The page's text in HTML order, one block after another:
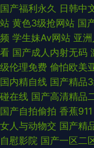
频 三级色拉拉 先锋最
91福利在线 伪娘性爱
www99热色com 人人人
一页 91内射喷水 国产免
久久一二三区 影音AV妈
国产福利永久 日韩中
站 黄色3级抢网站 国
频 学生妹Av网站 亚
看 国产成人内射无码
级伦理免费 偷怕欧美
国内精自线 国产精品
碰在线 国产高清精品
国产自拍偷拍 香蕉911
女人与动物交 国产精
自慰影院 国产一区二